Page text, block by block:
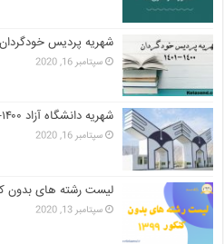
شهریه پردیس خودگردان ۱۴۰۰-۱۴۰۱
سپتامبر 16, 2020
شهریه دانشگاه آزاد ۱۴۰۰-۱۴۰۱ کارشناسی، ارشد و دکتری
سپتامبر 16, 2020
لیست رشته های بدون کنکور ۹۹ و تمدید
سپتامبر 13, 2020